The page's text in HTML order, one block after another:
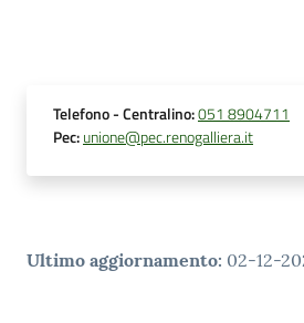
Telefono- Centralino:051 8904711
Pec:unione@pec.renogalliera.it
Ultimo aggiornamento: 02-12-